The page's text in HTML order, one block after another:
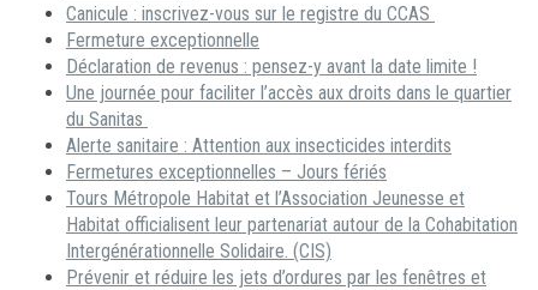
Canicule : inscrivez-vous sur le registre du CCAS
Fermeture exceptionnelle
Déclaration de revenus : pensez-y avant la date limite !
Une journée pour faciliter l’accès aux droits dans le quartier
du Sanitas
Alerte sanitaire : Attention aux insecticides interdits
Fermetures exceptionnelles – Jours fériés
Tours Métropole Habitat et l’Association Jeunesse et
Habitat officialisent leur partenariat autour de la Cohabitation
Intergénérationnelle Solidaire. (CIS)
Prévenir et réduire les jets d’ordures par les fenêtres et